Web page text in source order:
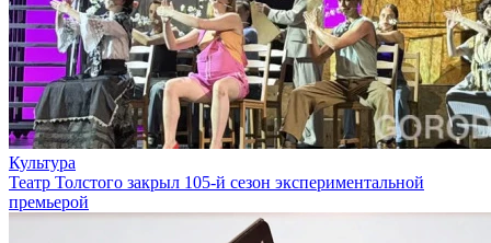
Культура
Театр Толстого закрыл 105-й сезон экспериментальной
премьерой